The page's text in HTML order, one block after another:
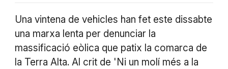
Una vintena de vehicles han fet este dissabte
una marxa lenta per denunciar la
massificació eòlica que patix la comarca de
la Terra Alta. Al crit de 'Ni un molí més a la